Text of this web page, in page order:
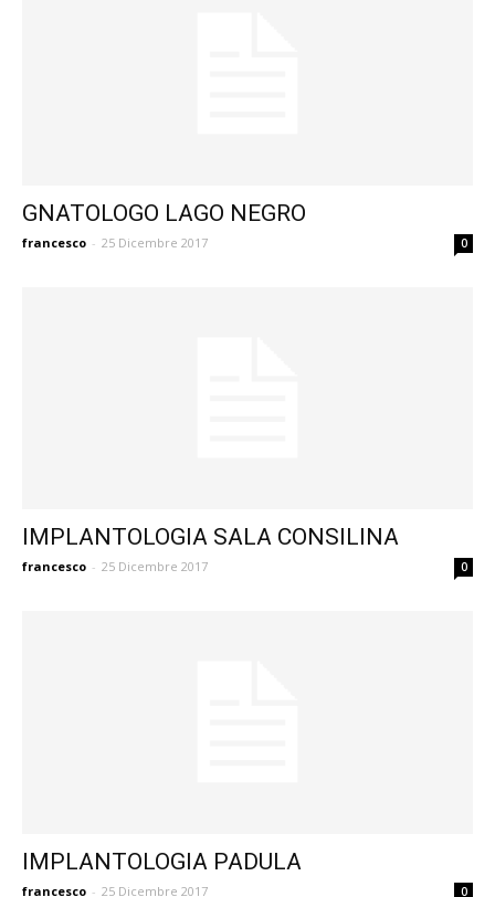
GNATOLOGO LAGO NEGRO
francesco - 25 Dicembre 2017 0
IMPLANTOLOGIA SALA CONSILINA
francesco - 25 Dicembre 2017 0
IMPLANTOLOGIA PADULA
francesco - 25 Dicembre 2017 0